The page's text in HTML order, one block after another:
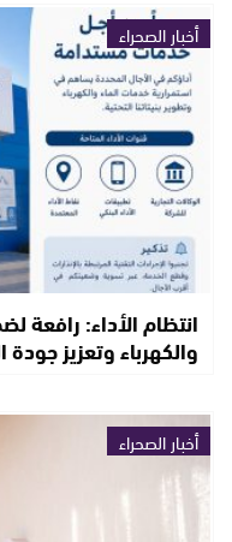
أخبار الصحراء
انتظام الأداء: رافعة
والكهرباء وتعزيز
أخبار الصحراء